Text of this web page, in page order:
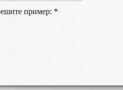
пример: *